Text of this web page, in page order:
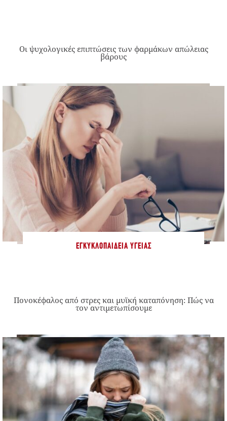
Οι ψυχολογικές επιπτώσεις των φαρμάκων απώλειας
βάρους
ΕΓΚΥΚΛΟΠΑΊΔΕΙΑ ΥΓΕΊΑΣ
Πονοκέφαλος από στρες και μυϊκή καταπόνηση: Πώς να
τον αντιμετωπίσουμε